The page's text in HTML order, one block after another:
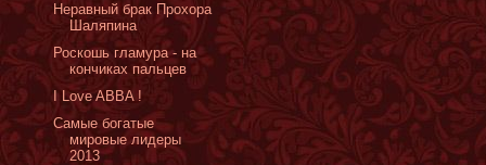
Неравный брак Прохора
Шаляпина
Роскошь гламура - на
кончиках пальцев
I Love ABBA !
Cамые богатые
мировые лидеры
2013